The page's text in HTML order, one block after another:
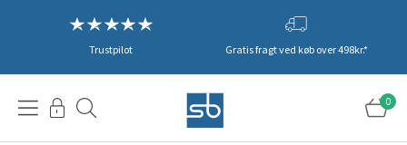
Trustpilot Gratis fragt ved køb over 498kr.*
0